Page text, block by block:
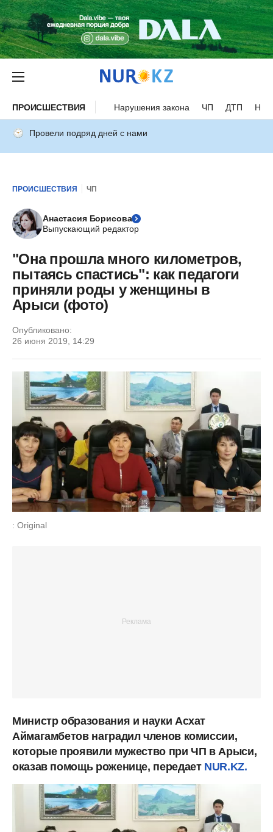
ПРОИСШЕСТВИЯ Нарушения закона ЧП ДТП
Провели подряд дней с нами
ПРОИСШЕСТВИЯ ЧП
Анастасия Борисова
Выпускающий редактор
"Она прошла много километров,
пытаясь спастись": как педагоги
приняли роды у женщины в
Арыси (фото)
Опубликовано:
26 июня 2019, 14:29
: Original
Министр образования и науки Асхат
Аймагамбетов наградил членов комиссии,
которые проявили мужество при ЧП в Арыси,
оказав помощь роженице, передает NUR.KZ.